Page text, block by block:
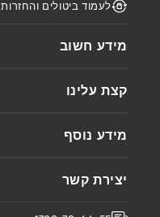
לעמוד ביטולים והחזרות
מידע חשוב
קצת עלינו
מידע נוסף
יצירת קשר